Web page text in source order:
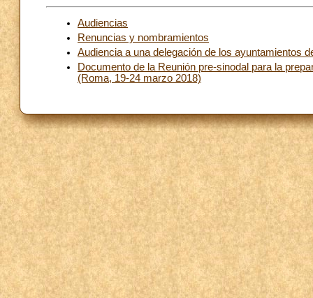
Audiencias
Renuncias y nombramientos
Audiencia a una delegación de los ayuntamientos
Documento de la Reunión pre-sinodal para la
(Roma, 19-24 marzo 2018)